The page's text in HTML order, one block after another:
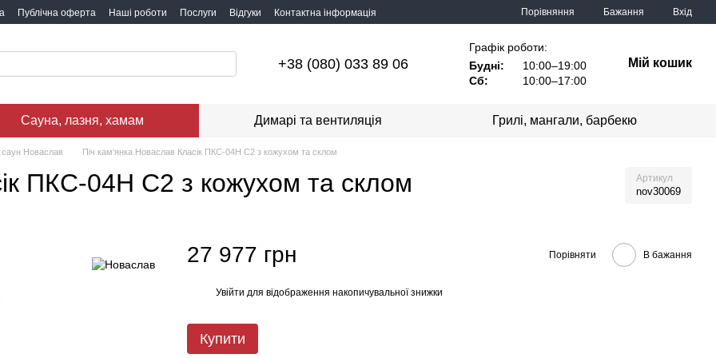
Публічна оферта Наші роботи Послуги Відгуки Контактна інформація Порівняння Бажання Вхід
+38 (080) 033 89 06
Графік роботи:
Будні:
10:00–19:00
Сб:
10:00–17:00
Мій кошик
Сауна, лазня, хамам Димарі та вентиляція Грилі, мангали, барбекю
саун Новаслав Піч кам'янка Новаслав Класік ПКС-04Н С2 з кожухом та склом
ПКС-04Н С2 з кожухом та склом Артикул
nov30069
27 977 грн Порівняти В бажання
Увійти для відображення накопичувальної знижки
Купити